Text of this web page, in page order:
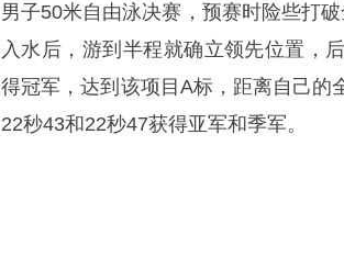
男子50米自由泳决赛，预赛时险些打
入水后，游到半程就确立领先位置，
得冠军，达到该项目A标，距离自己的
22秒43和22秒47获得亚军和季军。